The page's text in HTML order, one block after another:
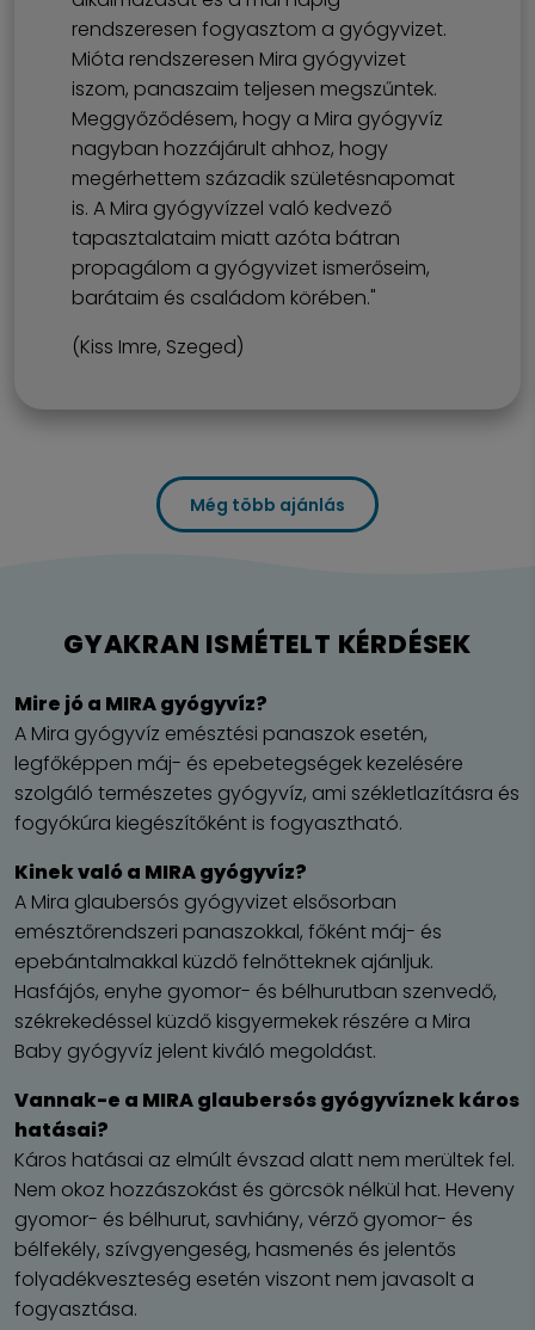
rendszeresen fogyasztom a gyógyvizet.
Mióta rendszeresen Mira gyógyvizet
iszom, panaszaim teljesen megszűntek.
Meggyőződésem, hogy a Mira gyógyvíz
nagyban hozzájárult ahhoz, hogy
megérhettem századik születésnapomat
is. A Mira gyógyvízzel való kedvező
tapasztalataim miatt azóta bátran
propagálom a gyógyvizet ismerőseim,
barátaim és családom körében."
(Kiss Imre, Szeged)
Még több ajánlás
GYAKRAN ISMÉTELT KÉRDÉSEK
Mire jó a MIRA gyógyvíz?
A Mira gyógyvíz emésztési panaszok esetén,
legfőképpen máj- és epebetegségek kezelésére
szolgáló természetes gyógyvíz, ami székletlazításra és
fogyókúra kiegészítőként is fogyasztható.
Kinek való a MIRA gyógyvíz?
A Mira glaubersós gyógyvizet elsősorban
emésztőrendszeri panaszokkal, főként máj- és
epebántalmakkal küzdő felnőtteknek ajánljuk.
Hasfájós, enyhe gyomor- és bélhurutban szenvedő,
székrekedéssel küzdő kisgyermekek részére a Mira
Baby gyógyvíz jelent kiváló megoldást.
Vannak-e a MIRA glaubersós gyógyvíznek káros
hatásai?
Káros hatásai az elmúlt évszad alatt nem merültek fel.
Nem okoz hozzászokást és görcsök nélkül hat. Heveny
gyomor- és bélhurut, savhiány, vérző gyomor- és
bélfekély, szívgyengeség, hasmenés és jelentős
folyadékveszteség esetén viszont nem javasolt a
fogyasztása.